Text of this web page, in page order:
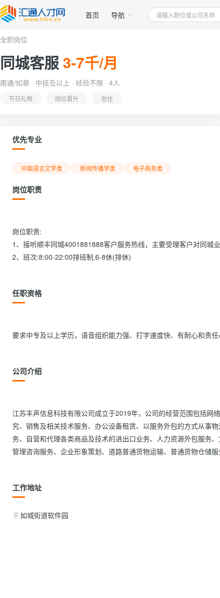
首页 导航
全职岗位
同城客服3-7千/月
南通/如皋 · 中技及以上 · 经验不限 · 4人
节日礼物 岗位晋升 包住
优先专业
中国语言文学类 新闻传播学类 电子商务类
岗位职责
岗位职责:
1、接听顺丰同城4001881888客户服务热线，主要受理客户对同城
2、班次:8:00-22:00排班制,6-8休(排休)
任职资格
要求中专及以上学历，语音组织能力强、打字速度快、有耐
公司介绍
江苏丰声信息科技有限公司成立于2019年，公司的经营范围包括网
究、销售及相关技术服务、办公设备租赁、以服务外包的方式从事
务、自营和代理各类商品及技术的进出口业务、人力资源外包服务
管理咨询服务、企业形象策划、道路普通货物运输、普通货
工作地址
如城街道软件园